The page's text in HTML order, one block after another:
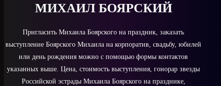
МИХАИЛ БОЯРСКИЙ
Пригласить Михаила Боярского на праздник, заказать
выступление Боярского Михаила на корпоратив, свадьбу, юбилей
или день рождения можно с помощью формы контактов
указанных выше. Цена, стоимость выступления, гонорар звезды
Российской эстрады Михаила Боярского на празднике,